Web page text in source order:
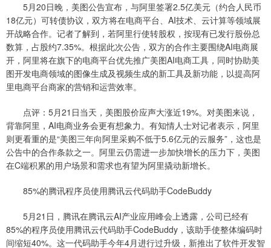
5月20日晚，美图公告宣布，与阿里签署2.5亿美元（约合人民币
18亿元）可转债协议，双方将在电商平台、AI技术、云计算等领域展
开战略合作。记者了解到，若阿里行使转股权，按现有已发行股份总
数算，占股约7.35%。根据此次公告，双方的合作主要围绕AI电商展
开，阿里将在旗下的电商平台优先推广美图AI电商工具，同时协助美
图开发电商领域的图像生成及视频生成的新工具及新功能，以提高阿
里电商平台商家的营销和运营效率。
点评：5月21日当天，美图股价应声大涨近19%。对美图来说，
背靠阿里，AI电商业务会更有想象力。有知情人士对记者表示，阿里
则更看重的是“美图三年向阿里采购不低于5.6亿元的云服务”，这也是
公告中的合作条款之一。阿里云仍需进一步加快增长的压力下，美图
在C端积累的用户场景和需求也有望为阿里撬动新增长。
85%的腾讯程序员使用腾讯云代码助手CodeBuddy
5月21日，腾讯在腾讯云AI产业应用峰会上透露，公司已经有
85%的程序员使用腾讯云代码助手CodeBuddy，该助手使整体编码时
间缩短40%。这一代码助手今年4月进行过升级，新推出了软件开发智